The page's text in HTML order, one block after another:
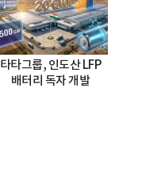
타타그룹, 인도산 LFP
배터리 독자 개발